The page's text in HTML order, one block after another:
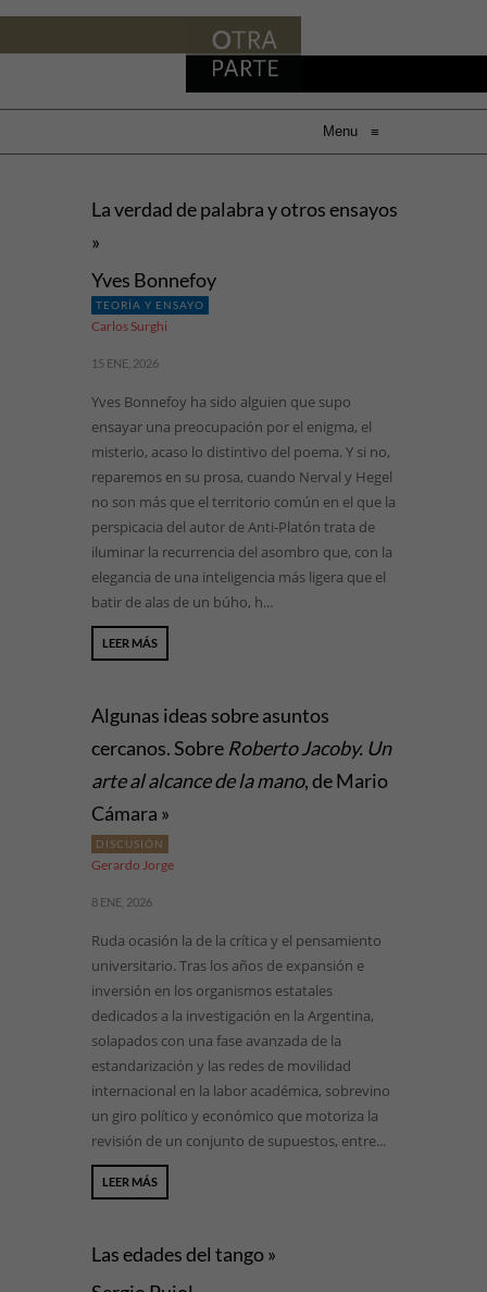
Menu ≡
La verdad de palabra y otros ensayos
»
Yves Bonnefoy
TEORÍA Y ENSAYO
Carlos Surghi
15 ENE, 2026
Yves Bonnefoy ha sido alguien que supo
ensayar una preocupación por el enigma, el
misterio, acaso lo distintivo del poema. Y si no,
reparemos en su prosa, cuando Nerval y Hegel
no son más que el territorio común en el que la
perspicacia del autor de Anti-Platón trata de
iluminar la recurrencia del asombro que, con la
elegancia de una inteligencia más ligera que el
batir de alas de un búho, h...
LEER MÁS
Algunas ideas sobre asuntos
cercanos. Sobre Roberto Jacoby. Un
arte al alcance de la mano, de Mario
Cámara »
DISCUSIÓN
Gerardo Jorge
8 ENE, 2026
Ruda ocasión la de la crítica y el pensamiento
universitario. Tras los años de expansión e
inversión en los organismos estatales
dedicados a la investigación en la Argentina,
solapados con una fase avanzada de la
estandarización y las redes de movilidad
internacional en la labor académica, sobrevino
un giro político y económico que motoriza la
revisión de un conjunto de supuestos, entre...
LEER MÁS
Las edades del tango »